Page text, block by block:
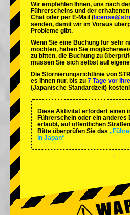
Wir empfehlen Ihnen, uns nach
Führerscheins und der
Chat oder per E-Mail (
senden, damit wir im Voraus
Probleme gibt.
Wenn Sie eine Buchung für sehr
möchten, haben Sie
zu bitten, die Buchung zu
müssen Sie sich selbst auf
Die Stornierungsrichtlinie von
es Ihnen nur, bis zu 7 Tage vor
(Japanische Standardzeit)
Diese Aktivität erfordert einen
Führerschein oder ein anderes
erlaubt, auf öffentlichen
Bitte überprüfen Sie das
in Japan“